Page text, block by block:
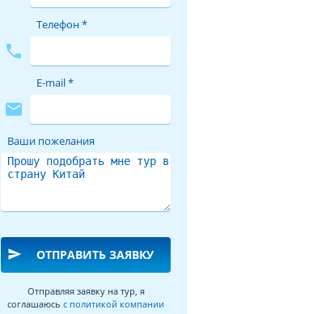
phone
Телефон *
mail
E-mail *
Ваши пожелания
send ОТПРАВИТЬ ЗАЯВКУ
Отправляя заявку на тур, я
соглашаюсь с политикой компании